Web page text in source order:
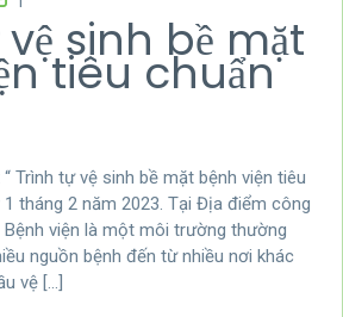
sinh bề mặt
tiêu chuẩn
Trình tự vệ sinh bề mặt bệnh viện tiêu
1 tháng 2 năm 2023. Tại Địa điểm công
Bệnh viện là một môi trường thường
nguồn bệnh đến từ nhiều nơi khác
vệ […]